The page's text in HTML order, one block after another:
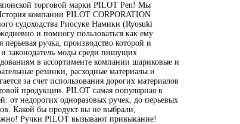
торговой марки PILOT Pen! Мы
компании PILOT СORPORATION
судоходства Риосуке Намики (Ryosuki
и помногу пользоваться как ему
ручка, производство которой и
законодатель моды среди пишущих
в ассортименте компании шариковые и
резинки, расходные материалы и
за счет использования дорогих материалов
продукции. PILOT самая популярная в
от недорогих одноразовых ручек, до перьевых
Какой бы продукт вы не выбрали,
Ручки PILOT вызывают привыкание!